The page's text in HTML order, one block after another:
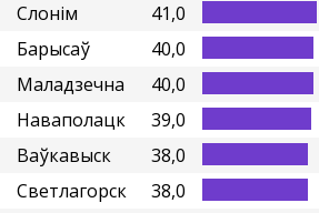
Слонім
41,0
Барысаў
40,0
Маладзечна
40,0
Наваполацк
39,0
Ваўкавыск
38,0
Светлагорск
38,0